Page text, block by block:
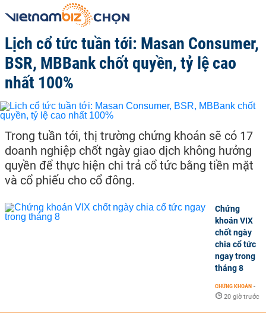
Lịch cổ tức tuần tới: Masan Consumer,
BSR, MBBank chốt quyền, tỷ lệ cao
nhất 100%
Trong tuần tới, thị trường chứng khoán sẽ có 17
doanh nghiệp chốt ngày giao dịch không hưởng
quyền để thực hiện chi trả cổ tức bằng tiền mặt
và cổ phiếu cho cổ đông.
Chứng
khoán VIX
chốt ngày
chia cổ tức
ngay trong
tháng 8
CHỨNG KHOÁN -
20 giờ trước